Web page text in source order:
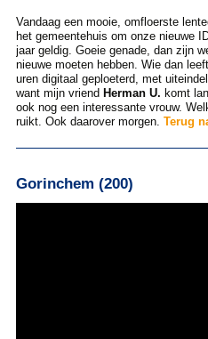
Vandaag een mooie, omfloerste
het gemeentehuis om onze nieuwe
jaar geldig. Goeie genade, dan zijn
nieuwe moeten hebben. Wie dan
uren digitaal geploeterd, met
want mijn vriend Herman U. komt
ook nog een interessante vrouw.
ruikt. Ook daarover morgen. Terug
Gorinchem (200)